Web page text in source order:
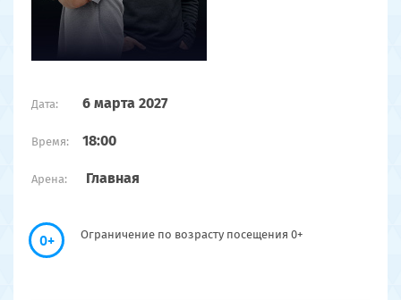
Дата: 6 марта 2027
Время: 18:00
Арена: Главная
0+ Ограничение по возрасту посещения 0+